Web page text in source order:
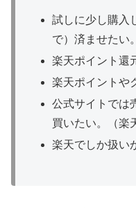
試しに少し購入
で）済ませたい。
楽天ポイント還
楽天ポイントや
公式サイトでは
買いたい。（楽
楽天でしか扱い